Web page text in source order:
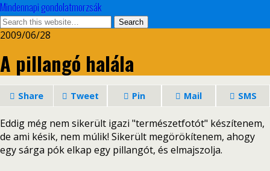
Mindennapi gondolatmorzsák
2009/06/28
A pillangó halála
Share Tweet Pin Mail SMS
Eddig még nem sikerült igazi "természetfotót" készítenem,
de ami késik, nem múlik! Sikerült megörökítenem, ahogy
egy sárga pók elkap egy pillangót, és elmajszolja.